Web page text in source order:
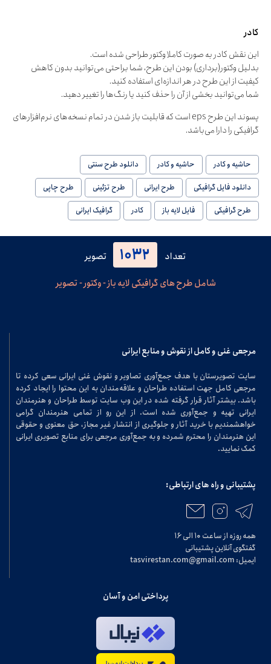
کادر
این نقش کادر به صورت کاملا وکتور طراحی شده است.
بدلیل وکتور(برداری) بودن این طرح، شما براحتی می‌توانید بدون کاهش
کیفیت از این طرح در هر اندازه‌ای استفاده کنید.
شما می‌توانید بخشی از آن را حذف کنید یا رنگ‌ها را تغییر دهید.
پسوند این طرح eps است که قابلیت باز شدن در تمام نسخه‌های نرم‌افزارهای
گرافیکی را دارا می‌باشد.
حاشیه و کادر حاشیه و کادر
دانلود طرح سنتی
دانلود فایل گرافیکی
طرح ایرانی طرح تزئینی
طرح چاپی
طرح گرافیکی
فایل لایه باز کادر گرافیک ایرانی
تعداد 1032
تصویر
شامل طرح های گرافیکی لایه باز - وکتور - تصویر
مرجعی غنی و کامل از نقوش و منابع ایرانی
سایت تصویرستان با هدف جمع‌آوری تصاویر و نقوش غنی ایرانی سعی کرده تا
مرجعی کامل جهت استفاده طراحان و علاقه‌مندان به این محتوا را ایجاد کرده
باشد. بیشتر آثار قرار گرفته شده در این وب سایت توسط طراحان و هنرمندان
ایرانی تهیه و جمع‌آوری شده است. از این رو از تمامی هنرمندان گرامی
خواهشمندیم با خرید آثار و جلوگیری از انتشار غیر مجاز، حق معنوی و حقوقی
این هنرمندان را محترم شمرده و به جمع‌آوری مرجعی برای منابع تصویری ایرانی
کمک نمایید.
پشتیبانی و راه های ارتباطی:
همه روزه از ساعت ۱۰ الی ۱۶
گفتگوی آنلاین پشتیبانی
ایمیل: tasvirestan.com@gmail.com
پرداختی امن و آسان